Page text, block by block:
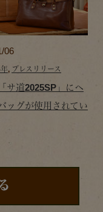
06
, プレスリリース
サ道2025SP」にヘ
ッグが使用されてい